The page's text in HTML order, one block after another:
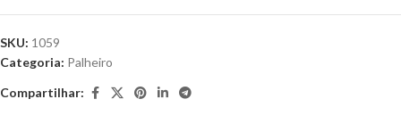
SKU: 1059
Categoria: Palheiro
Compartilhar: